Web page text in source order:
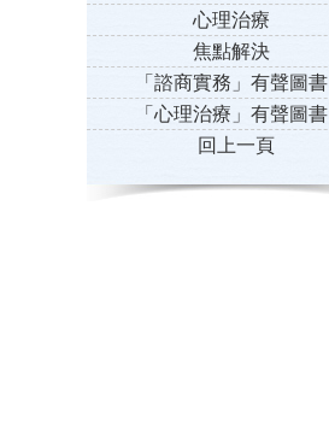
心理治療
焦點解決
「諮商實務」有聲圖書
「心理治療」有聲圖書
回上一頁